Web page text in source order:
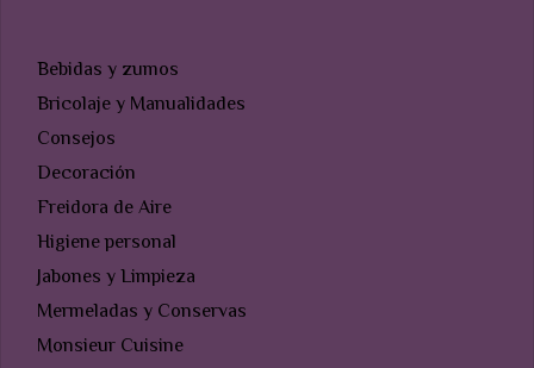
Bebidas y zumos
Bricolaje y Manualidades
Consejos
Decoración
Freidora de Aire
Higiene personal
Jabones y Limpieza
Mermeladas y Conservas
Monsieur Cuisine